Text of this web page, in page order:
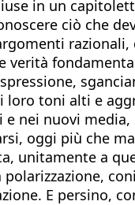
in un
ciò che
verità
loro toni alti e
e nei nuovi
oggi più che
unitamente a
E persino,